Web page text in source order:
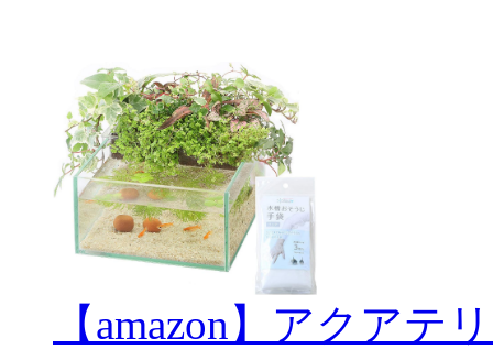
【amazon】アクアテ